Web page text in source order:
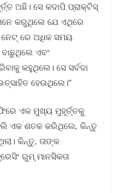
ଅଛି। ସେ କଦାପି ପ୍ରାକ୍ଟିସ୍
କରୁଥିଲେ ଯେ ଏଥିରେ
ନେଟ୍ ରେ ଅଧିକ ସମୟ
ବାଛୁଥିଲେ ଏବଂ
କହୁଥିଲେ। ସେ ସର୍ବଦା
ହେଉଥିଲେ।”
ଏକ ମୁଖ୍ୟ ମୁହୂର୍ତ୍ତକୁ
ଏକ ଶତକ କରିଥିଲେ, କିନ୍ତୁ
କିନ୍ତୁ, ତାଙ୍କ
ରୁମ୍ ମାନସିକତା